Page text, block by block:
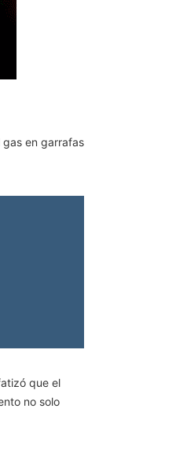
gas en garrafas
que el
no solo